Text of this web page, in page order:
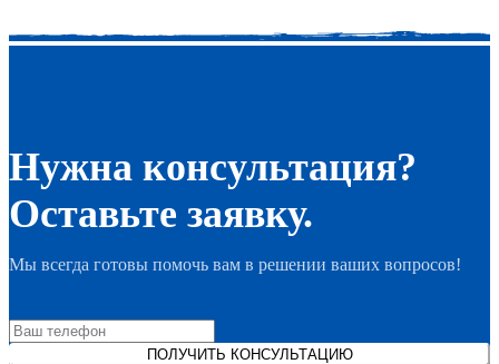
Нужна консультация?
Оставьте заявку.
Мы всегда готовы помочь вам в решении ваших вопросов!
ПОЛУЧИТЬ КОНСУЛЬТАЦИЮ